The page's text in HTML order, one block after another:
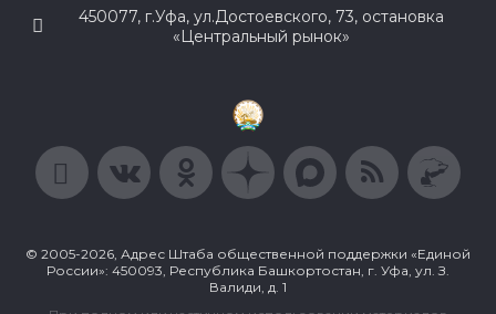
450077, г.Уфа, ул.Достоевского, 73, остановка
«Центральный рынок»
© 2005-2026, Адрес Штаба общественной поддержки «Единой
России»: 450093, Республика Башкортостан, г. Уфа, ул. З.
Валиди, д. 1